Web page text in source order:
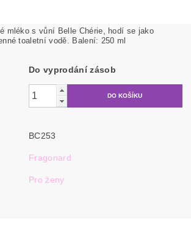
mléko s vůní Belle Chérie, hodí se jako
doplňěk ke stejnomenné toaletní vodě. Balení: 250 ml
Do vyprodání zásob
BC253
Fragonard
Pro ženy